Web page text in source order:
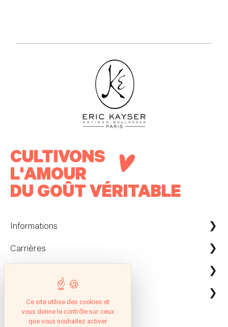
CULTIVONS
L'AMOUR
DU GOÛT VÉRITABLE
Informations
Maison Kayser France
Carrières
Evènement & Réception / Fournisseur
Service client
Professionnels
Entreprises
Suivez nous
Ce site utilise des cookies et
vous donne le contrôle sur ceux
que vous souhaitez activer